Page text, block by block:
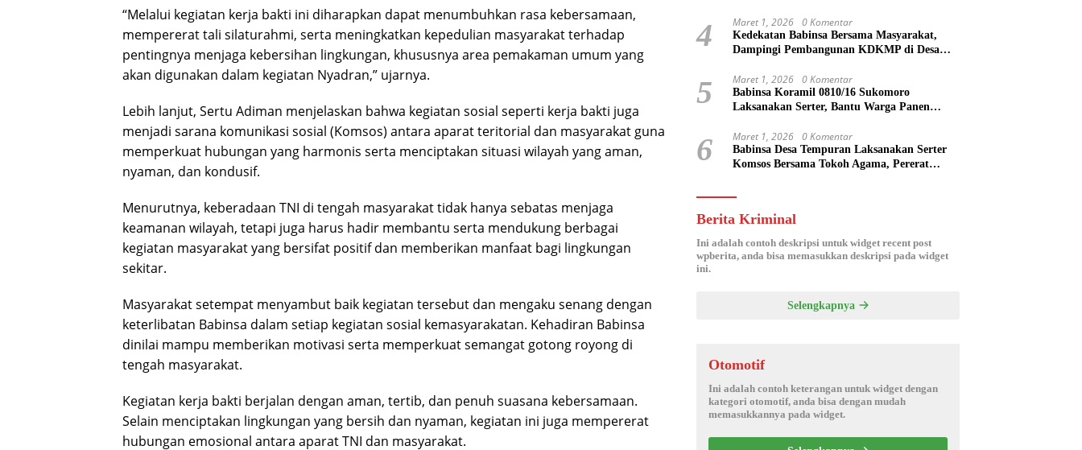
“Melalui kegiatan kerja bakti ini diharapkan dapat menumbuhkan rasa kebersamaan,
mempererat tali silaturahmi, serta meningkatkan kepedulian masyarakat terhadap
pentingnya menjaga kebersihan lingkungan, khususnya area pemakaman umum yang
akan digunakan dalam kegiatan Nyadran,” ujarnya.
Lebih lanjut, Sertu Adiman menjelaskan bahwa kegiatan sosial seperti kerja bakti juga
menjadi sarana komunikasi sosial (Komsos) antara aparat teritorial dan masyarakat guna
memperkuat hubungan yang harmonis serta menciptakan situasi wilayah yang aman,
nyaman, dan kondusif.
Menurutnya, keberadaan TNI di tengah masyarakat tidak hanya sebatas menjaga
keamanan wilayah, tetapi juga harus hadir membantu serta mendukung berbagai
kegiatan masyarakat yang bersifat positif dan memberikan manfaat bagi lingkungan
sekitar.
Masyarakat setempat menyambut baik kegiatan tersebut dan mengaku senang dengan
keterlibatan Babinsa dalam setiap kegiatan sosial kemasyarakatan. Kehadiran Babinsa
dinilai mampu memberikan motivasi serta memperkuat semangat gotong royong di
tengah masyarakat.
Kegiatan kerja bakti berjalan dengan aman, tertib, dan penuh suasana kebersamaan.
Selain menciptakan lingkungan yang bersih dan nyaman, kegiatan ini juga mempererat
hubungan emosional antara aparat TNI dan masyarakat.
4 Maret 1, 2026 0 Komentar
Kedekatan Babinsa Bersama Masyarakat,
Dampingi Pembangunan KDKMP di Desa
5 Maret 1, 2026 0 Komentar
Babinsa Koramil 0810/16 Sukomoro
Laksanakan Serter, Bantu Warga Panen
6 Maret 1, 2026 0 Komentar
Babinsa Desa Tempuran Laksanakan Serter
Komsos Bersama Tokoh Agama, Pererat
Berita Kriminal
Ini adalah contoh deskripsi untuk widget recent post
wpberita, anda bisa memasukkan deskripsi pada widget
ini.
Selengkapnya
Otomotif
Ini adalah contoh keterangan untuk widget dengan
kategori otomotif, anda bisa dengan mudah
memasukkannya pada widget.